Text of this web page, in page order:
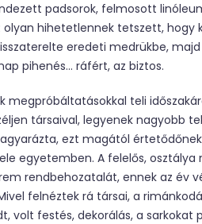
padsorok, felmosott
olyan hihetetlennek tetszett,
eredeti medrükbe,
pihenés… ráfért, az biztos.
teli
társaival, legyenek nagyobb
ezt magától
egyetemben. A felelős,
rendbehozatalát, ennek az év
felnéztek rá társai, a
volt festés, dekorálás, a sarkokat